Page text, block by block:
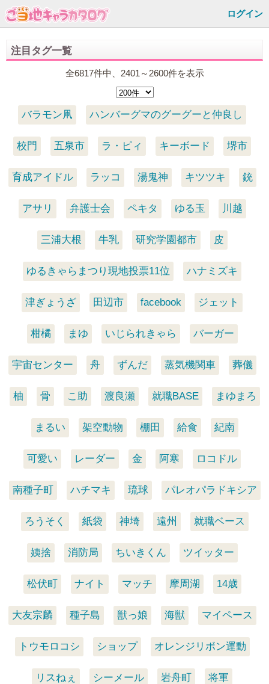
ログイン
注目タグ一覧
全6817件中、2401～2600件を表示
バラモン凧 ハンバーグマのグーグーと仲良し
校門 五泉市 ラ・ピィ キーボード 堺市
育成アイドル ラッコ 湯鬼神 キツツキ 銃
アサリ 弁護士会 ペキタ ゆる玉 川越
三浦大根 牛乳 研究学園都市 皮
ゆるきゃらまつり現地投票11位 ハナミズキ
津ぎょうざ 田辺市 facebook ジェット
柑橘 まゆ いじられきゃら バーガー
宇宙センター 舟 ずんだ 蒸気機関車 葬儀
柚 骨 こ助 渡良瀬 就職BASE まゆまろ
まるい 架空動物 棚田 給食 紀南
可愛い レーダー 金 阿寒 ロコドル
南種子町 ハチマキ 琉球 パレオパラドキシア
ろうそく 紙袋 神埼 遠州 就職ベース
姨捨 消防局 ちいきくん ツイッター
松伏町 ナイト マッチ 摩周湖 14歳
大友宗麟 種子島 獣っ娘 海獣 マイペース
トウモロコシ ショップ オレンジリボン運動
リスねぇ シーメール 岩舟町 将軍